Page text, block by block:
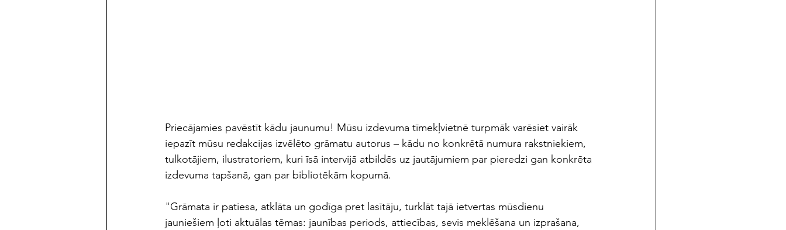
Priecājamies pavēstīt kādu jaunumu! Mūsu izdevuma tīmekļvietnē turpmāk varēsiet vairāk
iepazīt mūsu redakcijas izvēlēto grāmatu autorus – kādu no konkrētā numura rakstniekiem,
tulkotājiem, ilustratoriem, kuri īsā intervijā atbildēs uz jautājumiem par pieredzi gan konkrēta
izdevuma tapšanā, gan par bibliotēkām kopumā.
"Grāmata ir patiesa, atklāta un godīga pret lasītāju, turklāt tajā ietvertas mūsdienu
jauniešiem ļoti aktuālas tēmas: jaunības periods, attiecības, sevis meklēšana un izprašana,